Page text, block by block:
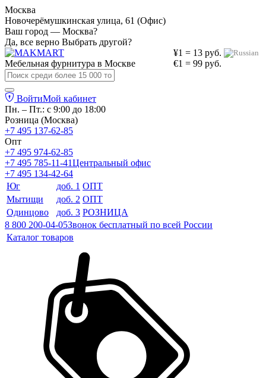
Москва
Новочерёмушкинская улица, 61 (Офис)
Ваш город — Москва?
Да, все верно Выбрать другой?
¥1 = 13 руб.
€1 = 99 руб.
Мебельная фурнитура в Москве
ВойтиМой кабинет
Пн. – Пт.: с 9:00 до 18:00
Розница (Москва)
+7 495 137-62-85
Опт
+7 495 974-62-85
+7 495 785-11-41Центральный офис
+7 495 134-42-64
Юг
доб. 1 ОПТ
Мытищи
доб. 2 ОПТ
Одинцово
доб. 3 РОЗНИЦА
8 800 200-04-05Звонок бесплатный по всей России
Каталог товаров